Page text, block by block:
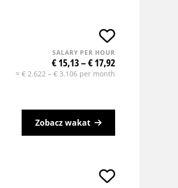
SALARY PER HOUR
€ 15,13 – € 17,92
≈ € 2.622 – € 3.106 per month
Zobacz wakat